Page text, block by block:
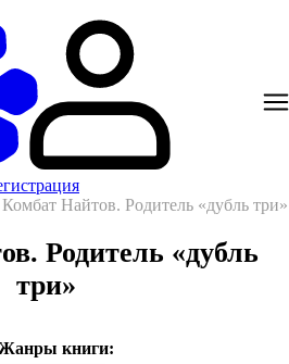
Комбат Найтов. Родитель «дубль три»
Родитель «дубль
три»
книги: